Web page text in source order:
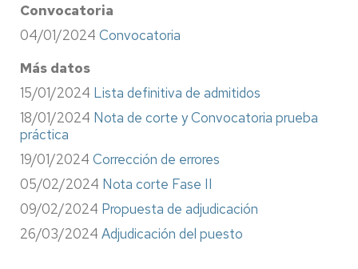
Convocatoria
04/01/2024 Convocatoria
Más datos
15/01/2024 Lista definitiva de admitidos
18/01/2024 Nota de corte y Convocatoria prueba
práctica
19/01/2024 Corrección de errores
05/02/2024 Nota corte Fase II
09/02/2024 Propuesta de adjudicación
26/03/2024 Adjudicación del puesto